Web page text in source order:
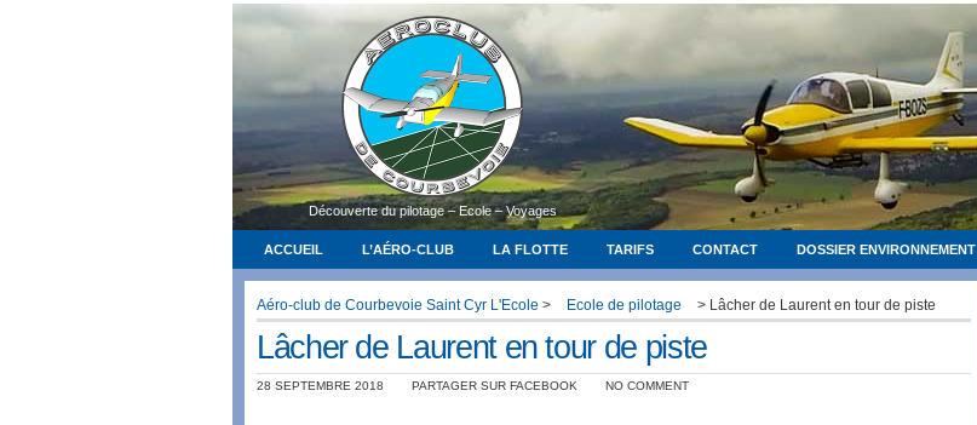
Découverte du pilotage – Ecole – Voyages
ACCUEIL L’AÉRO-CLUB LA FLOTTE TARIFS CONTACT DOSSIER ENVIRONNEMENT
Aéro-club de Courbevoie Saint Cyr L'Ecole > Ecole de pilotage > Lâcher de Laurent en tour de piste
Lâcher de Laurent en tour de piste
28 SEPTEMBRE 2018 PARTAGER SUR FACEBOOK NO COMMENT